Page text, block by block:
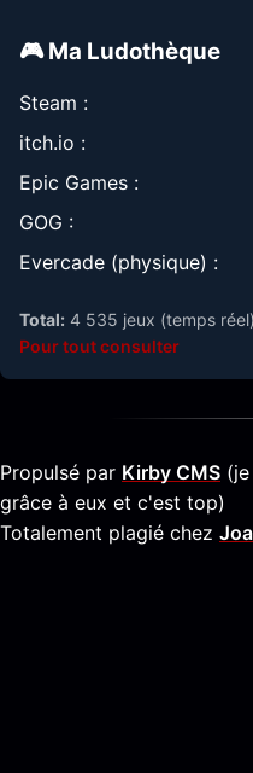
🎮 Ma Ludothèque
Steam :
itch.io :
Epic Games :
GOG :
Evercade (physique) :
Total: 4 535 jeux (temps
Pour tout consulter
Propulsé par Kirby CMS
grâce à eux et c'est top)
Totalement plagié chez